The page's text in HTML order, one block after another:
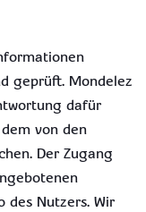
geprüft. Mondelez
dafür
von den
Der Zugang
des Nutzers. Wir